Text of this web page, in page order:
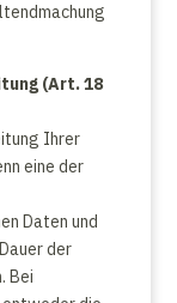
(Art. 18
Ihrer
eine der
Daten und
der
Bei